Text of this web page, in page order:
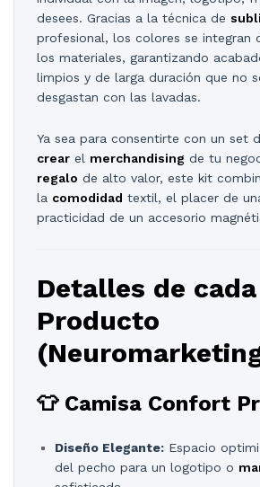
desees. Gracias a la técnica de
profesional, los colores se integran
los materiales, garantizando
limpios y de larga duración que no
desgastan con las lavadas.
Ya sea para consentirte con un set
crear el merchandising de tu
regalo de alto valor, este kit
la comodidad textil, el placer de
practicidad de un accesorio
Detalles de cada
Producto
👕 Camisa Confort
Diseño Elegante: Espacio
del pecho para un logotipo o